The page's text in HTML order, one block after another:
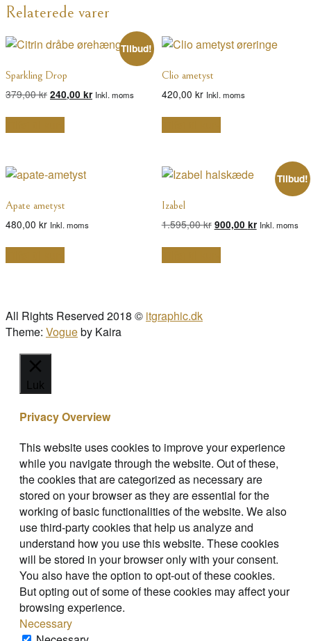
Relaterede varer
Tilbud!
Sparkling Drop
379,00kr Den
pris
var:
240,00 krDen
Inkl. moms
Clio ametyst
420,00 kr Inkl. moms
Apate ametyst
480,00 kr Inkl. moms
Tilbud!
Izabel
1.595,00kr Den
pris
var:
900,00 krDen
Inkl. moms
All Rights Reserved 2018 © itgraphic.dk
Theme: Vogueby Kaira
Luk
Privacy Overview
This website uses cookies to improve your experience
while you navigate through the website. Out of these,
the cookies that are categorized as necessary are
stored on your browser as they are essential for the
working of basic functionalities of the website. We also
use third-party cookies that help us analyze and
understand how you use this website. These cookies
will be stored in your browser only with your consent.
You also have the option to opt-out of these cookies.
But opting out of some of these cookies may affect your
browsing experience.
Necessary